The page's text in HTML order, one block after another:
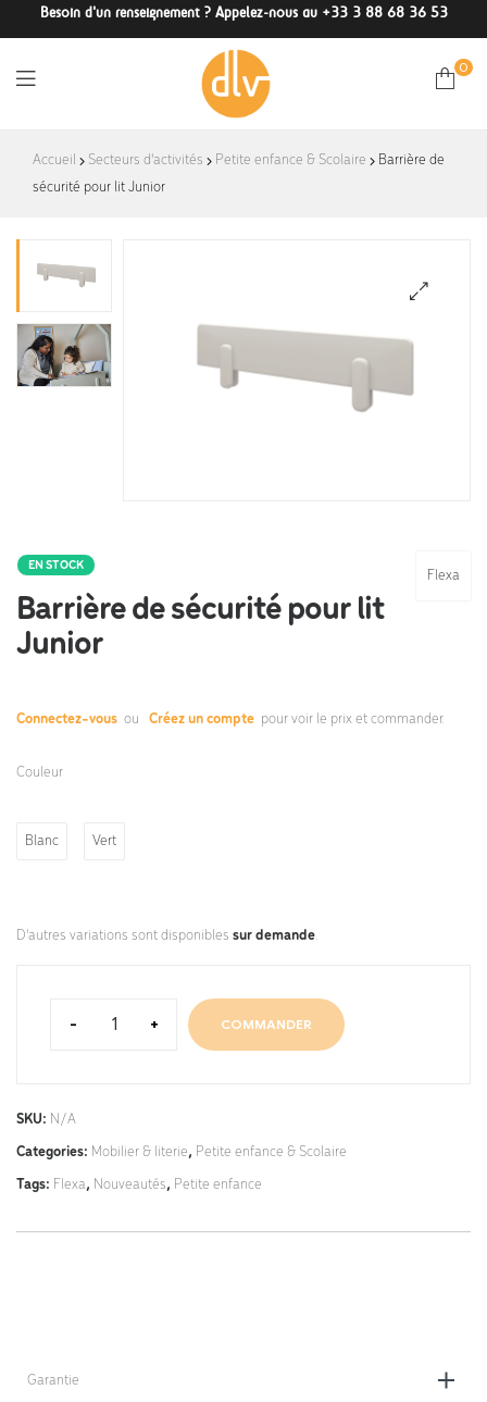
Besoin d'un renseignement ? Appelez-nous au +33 3 88 68 36 53
DLV-
0
Accueil Secteurs d'activités Petite enfance & Scolaire
Barrière de
sécurité pour lit Junior
Flexa
EN STOCK
Barrière de sécurité pour lit
Junior
Connectez-vous ou Créez un compte pour voir le prix et commander.
Couleur
Blanc Vert
D'autres variations sont disponibles sur demande.
- + COMMANDER
SKU: N/A
Categories: Mobilier & literie, Petite enfance & Scolaire
Tags: Flexa, Nouveautés, Petite enfance
Garantie